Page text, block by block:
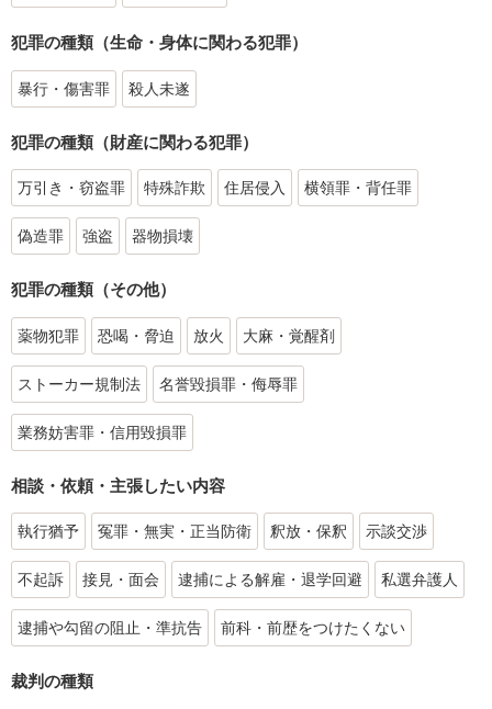
犯罪の種類（生命・身体に関わる犯罪）
暴行・傷害罪 殺人未遂
犯罪の種類（財産に関わる犯罪）
万引き・窃盗罪 特殊詐欺 住居侵入 横領罪・背任罪
偽造罪 強盗 器物損壊
犯罪の種類（その他）
薬物犯罪 恐喝・脅迫 放火 大麻・覚醒剤
ストーカー規制法 名誉毀損罪・侮辱罪
業務妨害罪・信用毀損罪
相談・依頼・主張したい内容
執行猶予 冤罪・無実・正当防衛 釈放・保釈 示談交渉
不起訴 接見・面会 逮捕による解雇・退学回避 私選弁護人
逮捕や勾留の阻止・準抗告 前科・前歴をつけたくない
裁判の種類